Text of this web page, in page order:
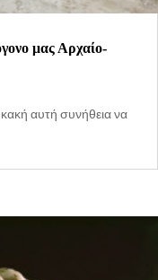
μας Αρχαίο-
αυτή συνήθεια να